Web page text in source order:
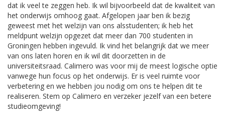
dat ik veel te zeggen heb. Ik wil bijvoorbeeld dat de kwaliteit van
het onderwijs omhoog gaat. Afgelopen jaar ben ik bezig
geweest met het welzijn van ons alsstudenten; ik heb het
meldpunt welzijn opgezet dat meer dan 700 studenten in
Groningen hebben ingevuld. Ik vind het belangrijk dat we meer
van ons laten horen en ik wil dit doorzetten in de
universiteitsraad. Calimero was voor mij de meest logische optie
vanwege hun focus op het onderwijs. Er is veel ruimte voor
verbetering en we hebben jou nodig om ons te helpen dit te
realiseren. Stem op Calimero en verzeker jezelf van een betere
studieomgeving!